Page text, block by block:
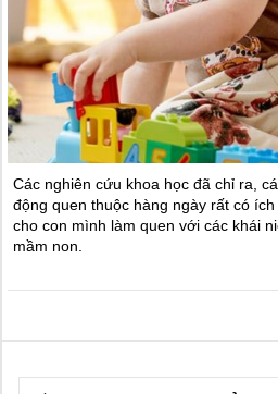
Các nghiên cứu khoa học đã chỉ ra,
động quen thuộc hàng ngày rất có
cho con mình làm quen với các khái
mầm non.